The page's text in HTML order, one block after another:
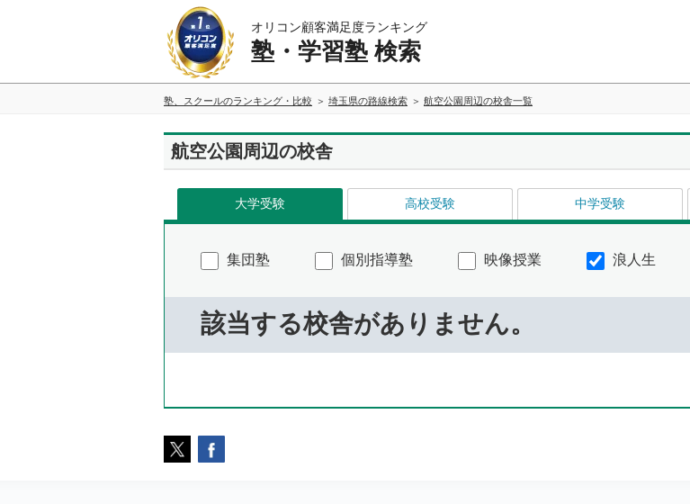
オリコン顧客満足度ランキング
塾・学習塾 検索
塾、スクールのランキング・比較 埼玉県の路線検索 航空公園周辺の校舎一覧
航空公園周辺の校舎
大学受験 高校受験 中学受験
集団塾 個別指導塾 映像授業 浪人生
該当する校舎がありません。